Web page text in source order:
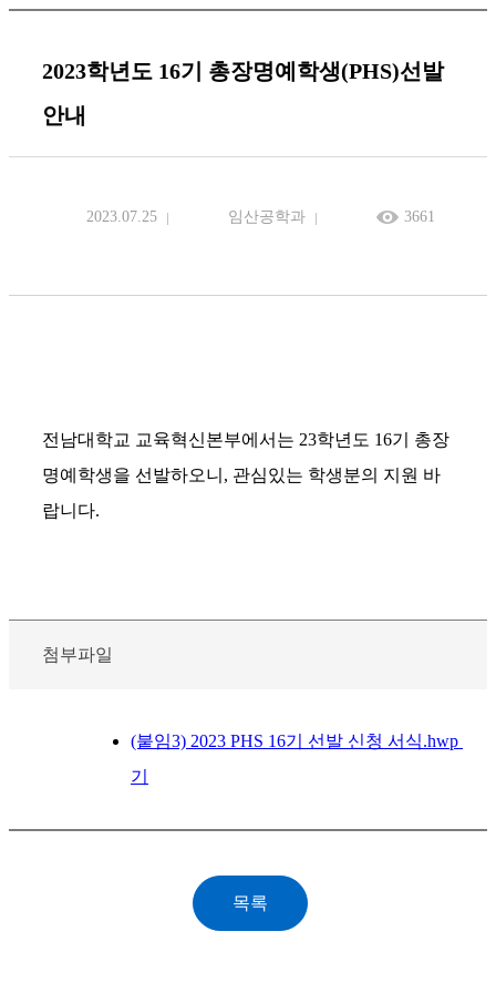
2023학년도 16기 총장명예학생(PHS)선발
안내
2023.07.25 임산공학과 3661
전남대학교 교육혁신본부에서는 23학년도 16기 총장
명예학생을 선발하오니, 관심있는 학생분의 지원 바
랍니다.
첨부파일
(붙임3) 2023 PHS 16기 선발 신청 서식.hwp
기